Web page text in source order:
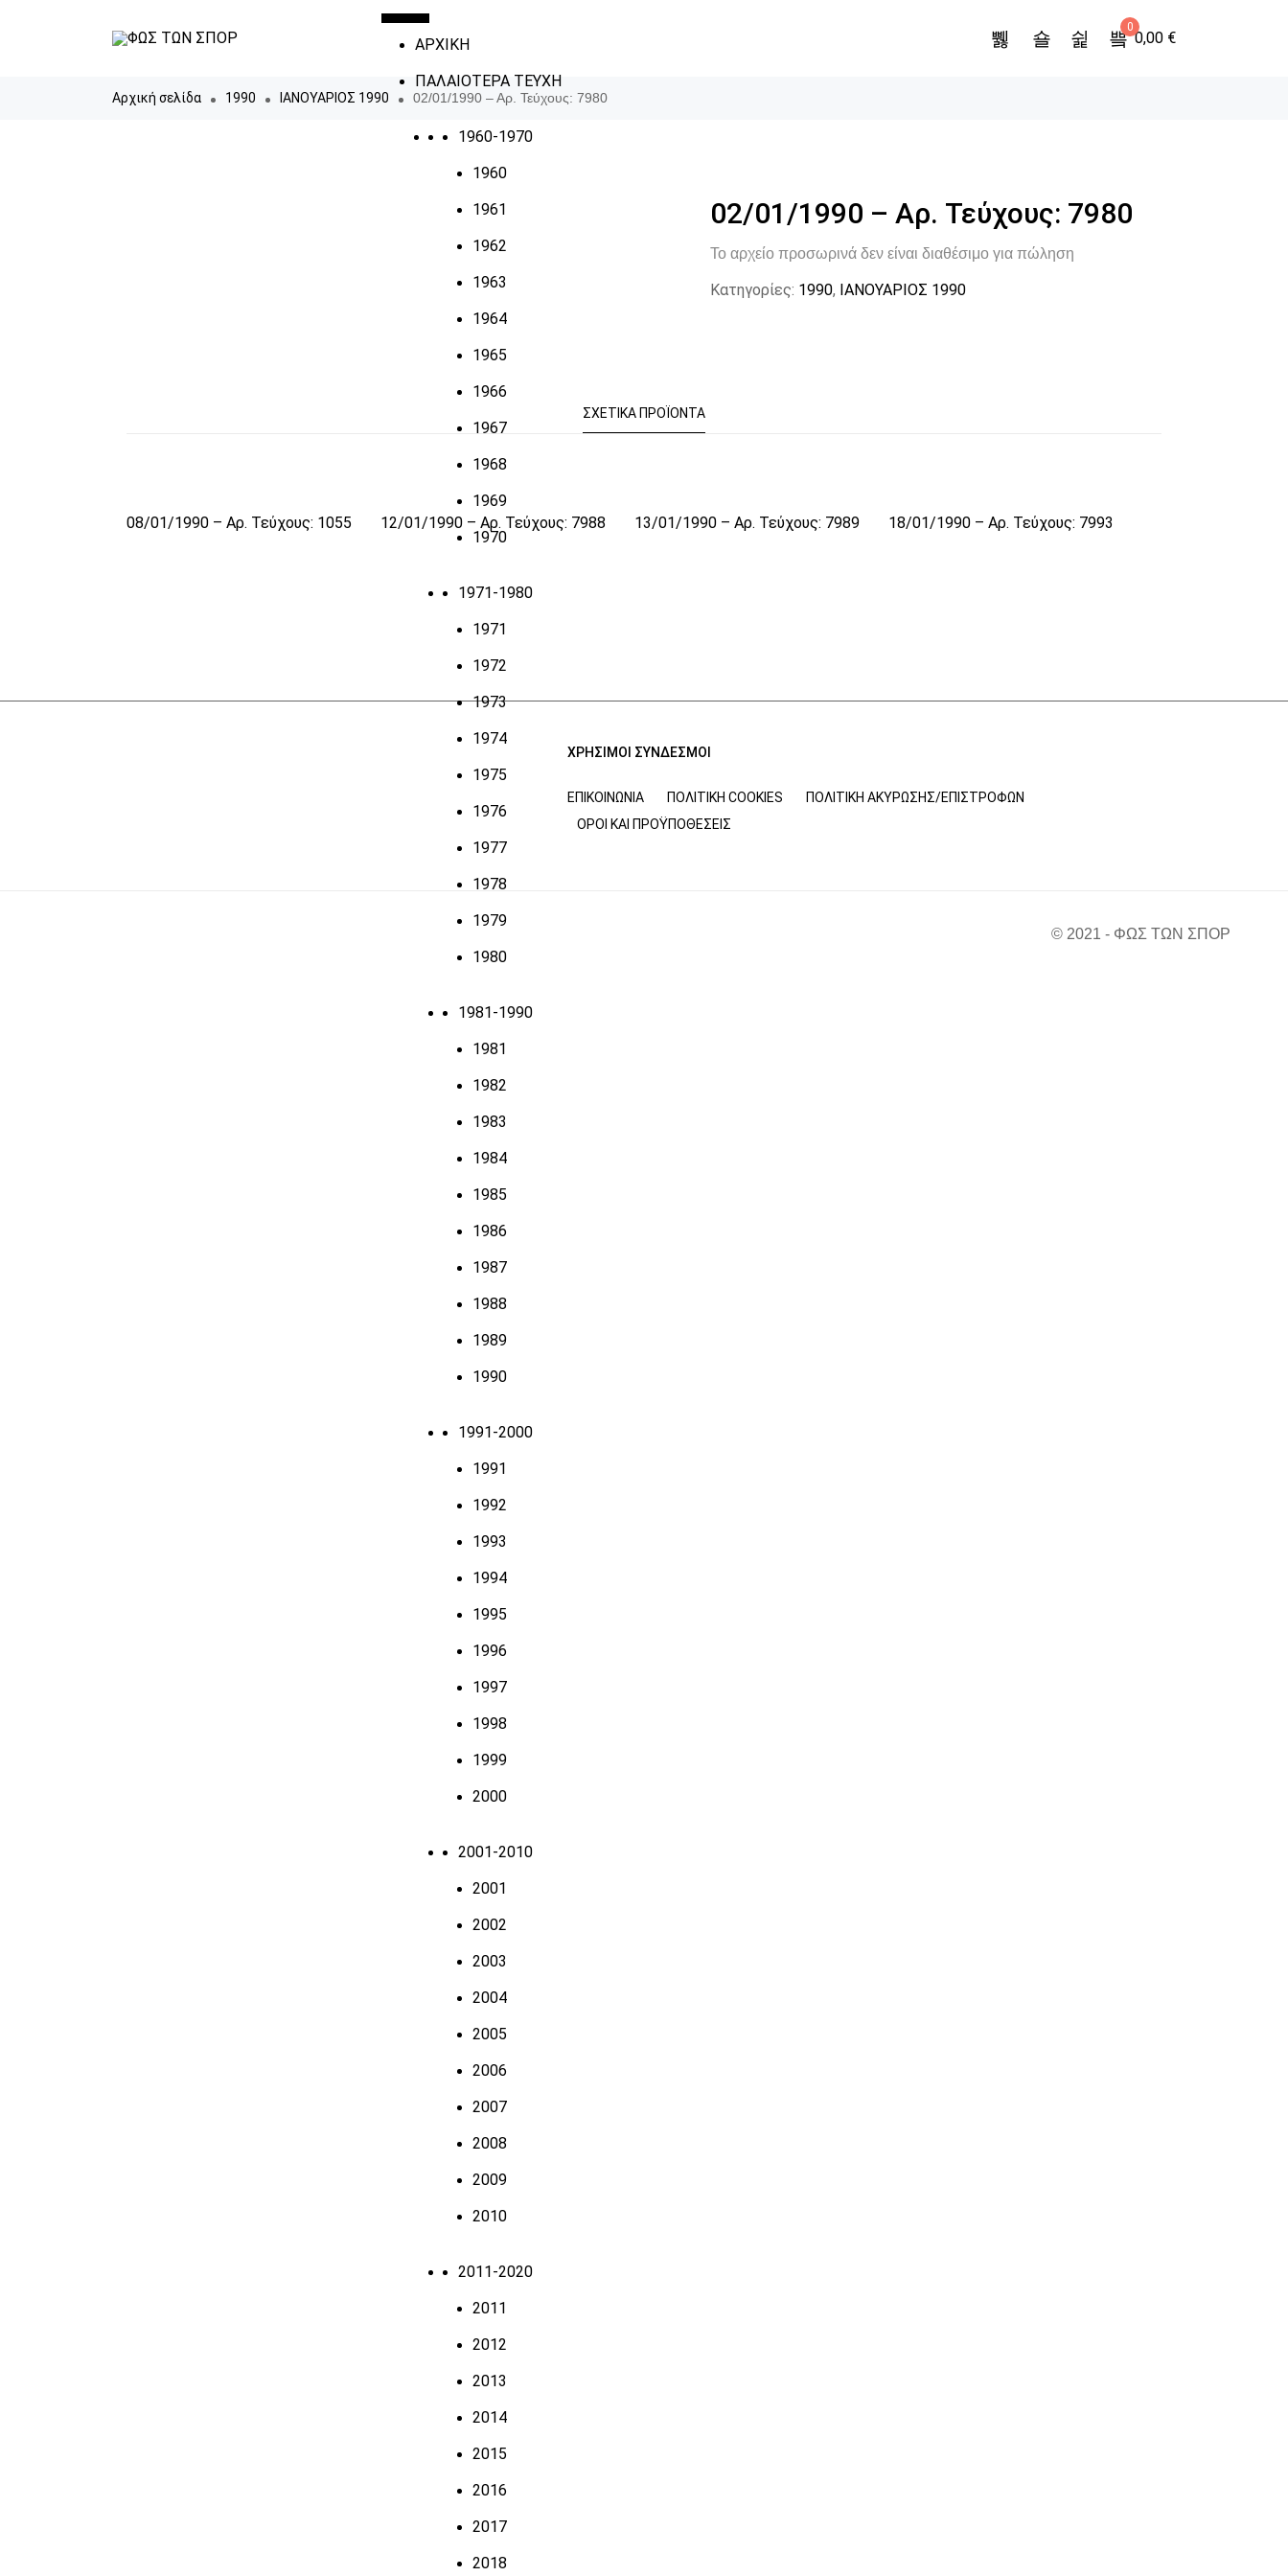
ΑΡΧΙΚΗ
ΠΑΛΑΙΟΤΕΡΑ ΤΕΥΧΗ
1960-1970
1960
1961
1962
1963
1964
1965
1966
1967
1968
1969
1970
1971-1980
1971
1972
1973
1974
1975
1976
1977
1978
1979
1980
1981-1990
1981
1982
1983
1984
1985
1986
1987
1988
1989
1990
1991-2000
1991
1992
1993
1994
1995
1996
1997
1998
1999
2000
2001-2010
2001
2002
2003
2004
2005
2006
2007
2008
2009
2010
2011-2020
2011
2012
2013
2014
2015
2016
2017
2018
0
0,00 €
Αρχική σελίδα 1990 ΙΑΝΟΥΑΡΙΟΣ 1990 02/01/1990 – Αρ. Τεύχους: 7980
02/01/1990 – Αρ. Τεύχους: 7980
Το αρχείο προσωρινά δεν είναι διαθέσιμο για πώληση
Κατηγορίες: 1990, ΙΑΝΟΥΑΡΙΟΣ 1990
ΣΧΕΤΙΚΆ ΠΡΟΪΌΝΤΑ
08/01/1990 – Αρ. Τεύχους: 1055 12/01/1990 – Αρ. Τεύχους: 7988 13/01/1990 – Αρ. Τεύχους: 7989 18/01/1990 – Αρ. Τεύχους: 7993
ΧΡΗΣΙΜΟΙ ΣΥΝΔΕΣΜΟΙ
ΕΠΙΚΟΙΝΩΝΊΑ ΠΟΛΙΤΙΚΉ COOKIES
ΠΟΛΙΤΙΚΉ ΑΚΎΡΩΣΗΣ/ΕΠΙΣΤΡΟΦΏΝ
ΌΡΟΙ ΚΑΙ ΠΡΟΫΠΟΘΈΣΕΙΣ
© 2021 - ΦΩΣ ΤΩΝ ΣΠΟΡ